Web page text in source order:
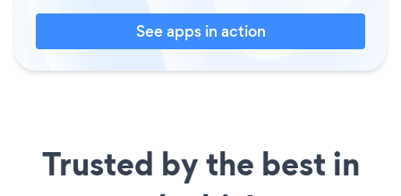
See apps in action
Trusted by the best in